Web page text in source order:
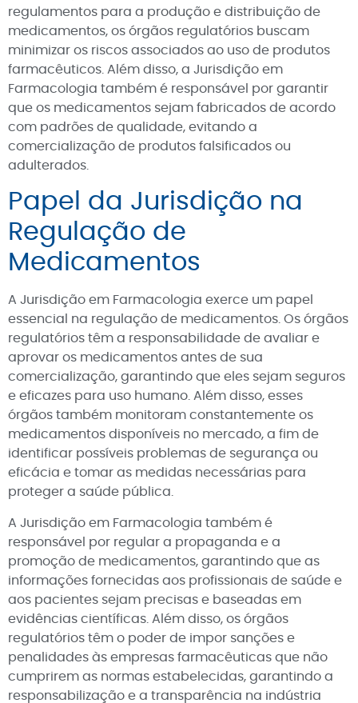
regulamentos para a produção e distribuição de
medicamentos, os órgãos regulatórios buscam
minimizar os riscos associados ao uso de produtos
farmacêuticos. Além disso, a Jurisdição em
Farmacologia também é responsável por garantir
que os medicamentos sejam fabricados de acordo
com padrões de qualidade, evitando a
comercialização de produtos falsificados ou
adulterados.
Papel da Jurisdição na
Regulação de
Medicamentos
A Jurisdição em Farmacologia exerce um papel
essencial na regulação de medicamentos. Os órgãos
regulatórios têm a responsabilidade de avaliar e
aprovar os medicamentos antes de sua
comercialização, garantindo que eles sejam seguros
e eficazes para uso humano. Além disso, esses
órgãos também monitoram constantemente os
medicamentos disponíveis no mercado, a fim de
identificar possíveis problemas de segurança ou
eficácia e tomar as medidas necessárias para
proteger a saúde pública.
A Jurisdição em Farmacologia também é
responsável por regular a propaganda e a
promoção de medicamentos, garantindo que as
informações fornecidas aos profissionais de saúde e
aos pacientes sejam precisas e baseadas em
evidências científicas. Além disso, os órgãos
regulatórios têm o poder de impor sanções e
penalidades às empresas farmacêuticas que não
cumprirem as normas estabelecidas, garantindo a
responsabilização e a transparência na indústria